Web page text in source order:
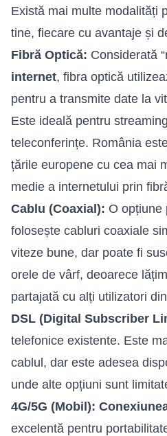
Există mai multe modalități
tine, fiecare cu avantaje și
Fibră Optică: Considerată
internet, fibra optică
pentru a transmite date la
Este ideală pentru
teleconferințe. România
țările europene cu cea mai
medie a internetului prin
Cablu (Coaxial): O opțiune
folosește cabluri coaxiale
viteze bune, dar poate fi
orele de vârf, deoarece
partajată cu alți utilizatori
DSL (Digital Subscriber
telefonice existente. Este
cablul, dar este adesea
unde alte opțiuni sunt
4G/5G (Mobil):
excelentă pentru